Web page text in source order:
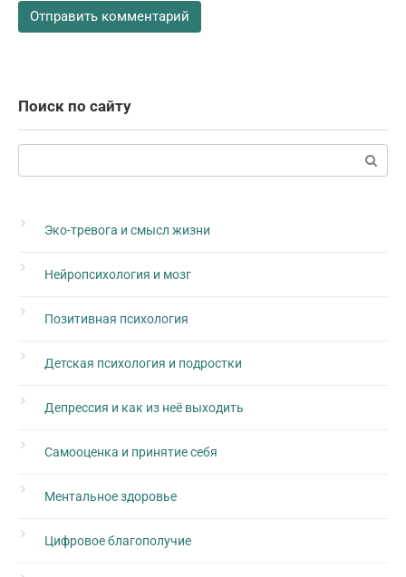
Поиск по сайту
Поиск:
Эко-тревога и смысл жизни
Нейропсихология и мозг
Позитивная психология
Детская психология и подростки
Депрессия и как из неё выходить
Самооценка и принятие себя
Ментальное здоровье
Цифровое благополучие